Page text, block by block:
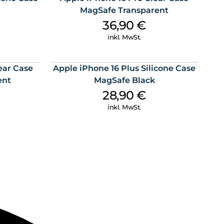
MagSafe Transparent
36,90€
inkl. MwSt.
Case
Apple iPhone 16 Plus Silicone Case
MagSafe Black
28,90€
inkl. MwSt.